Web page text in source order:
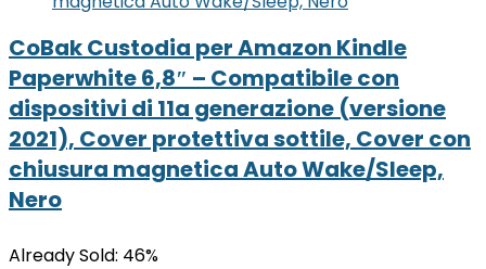
CoBak Custodia per Amazon Kindle
Paperwhite 6,8″ – Compatibile con
dispositivi di 11a generazione (versione
2021), Cover protettiva sottile, Cover con
chiusura magnetica Auto Wake/Sleep,
Nero
Already Sold: 46%